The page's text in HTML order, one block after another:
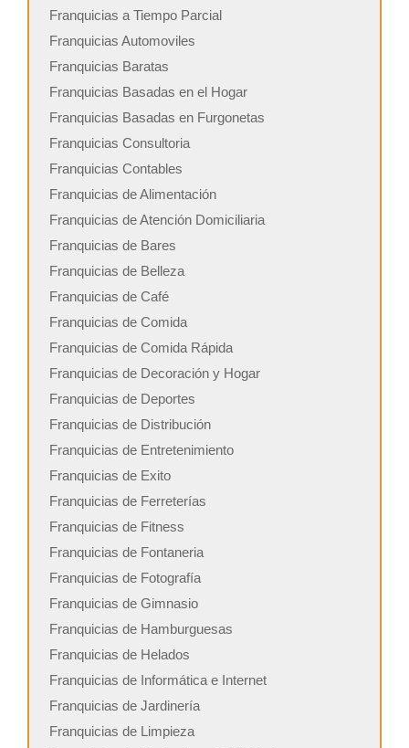
Franquicias a Tiempo Parcial
Franquicias Automoviles
Franquicias Baratas
Franquicias Basadas en el Hogar
Franquicias Basadas en Furgonetas
Franquicias Consultoria
Franquicias Contables
Franquicias de Alimentación
Franquicias de Atención Domiciliaria
Franquicias de Bares
Franquicias de Belleza
Franquicias de Café
Franquicias de Comida
Franquicias de Comida Rápida
Franquicias de Decoración y Hogar
Franquicias de Deportes
Franquicias de Distribución
Franquicias de Entretenimiento
Franquicias de Exito
Franquicias de Ferreterías
Franquicias de Fitness
Franquicias de Fontaneria
Franquicias de Fotografía
Franquicias de Gimnasio
Franquicias de Hamburguesas
Franquicias de Helados
Franquicias de Informática e Internet
Franquicias de Jardinería
Franquicias de Limpieza